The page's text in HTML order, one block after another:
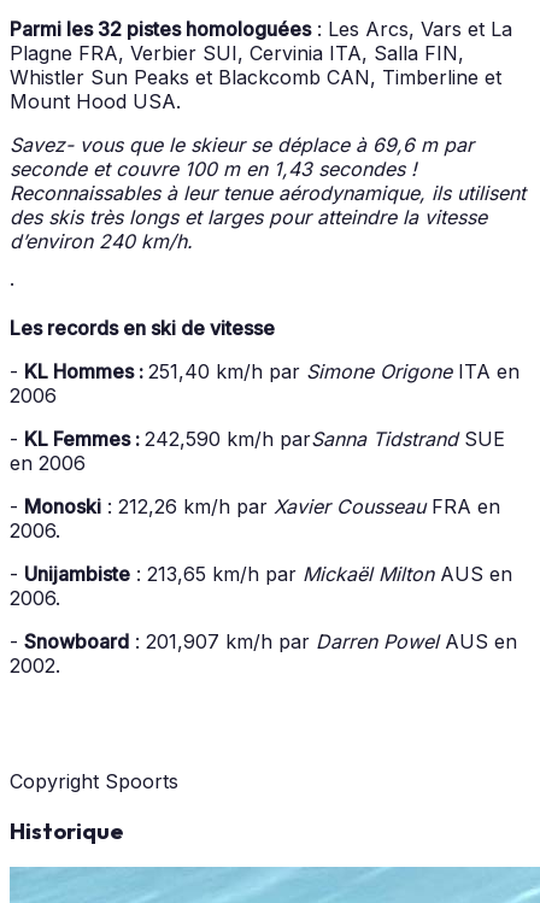
Parmi les 32 pistes homologuées: Les Arcs, Vars et La
Plagne FRA, Verbier SUI, Cervinia ITA, Salla FIN,
Whistler Sun Peaks et Blackcomb CAN, Timberline et
Mount Hood USA.
Savez- vous que le skieur se déplace à 69,6 m par
seconde et couvre 100 m en 1,43 secondes !
Reconnaissables à leur tenue aérodynamique, ils utilisent
des skis très longs et larges pour atteindre la vitesse
d’environ 240 km/h.
·
Les records en ski de vitesse
- KL Hommes : 251,40 km/h par Simone OrigoneITA en
2006
- KL Femmes : 242,590 km/h parSanna TidstrandSUE
en 2006
- Monoski : 212,26 km/h par Xavier Cousseau FRA en
2006.
- Unijambiste : 213,65 km/h par Mickaël Milton AUS en
2006.
- Snowboard : 201,907 km/h par Darren Powel AUS en
2002.
Copyright Spoorts
Historique